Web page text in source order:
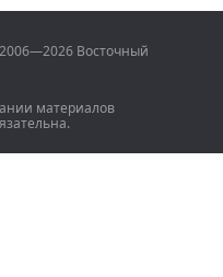
Восточный
материалов